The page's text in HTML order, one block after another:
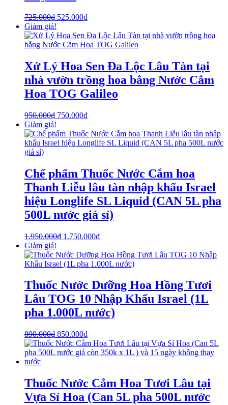
725.000₫ 525.000₫
Giảm giá!
Xử Lý Hoa Sen Đa Lộc Lâu Tàn tại
nhà vườn trồng hoa bằng Nước Cắm
Hoa TOG Galileo
950.000₫ 750.000₫
Giảm giá!
Chế phẩm Thuốc Nước Cắm hoa
Thanh Liễu lâu tàn nhập khẩu Israel
hiệu Longlife SL Liquid (CAN 5L pha
500L nước giá sỉ)
1.950.000₫ 1.750.000₫
Giảm giá!
Thuốc Nước Dưỡng Hoa Hồng Tươi
Lâu TOG 10 Nhập Khẩu Israel (1L
pha 1.000L nước)
890.000₫ 850.000₫
Thuốc Nước Cắm Hoa Tươi Lâu tại
Vựa Sỉ Hoa (Can 5L pha 500L nước